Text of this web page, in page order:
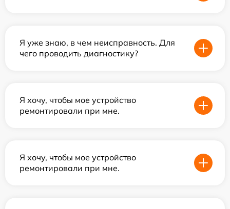
Я уже знаю, в чем неисправность. Для
чего проводить диагностику?
Я хочу, чтобы мое устройство
ремонтировали при мне.
Я хочу, чтобы мое устройство
ремонтировали при мне.